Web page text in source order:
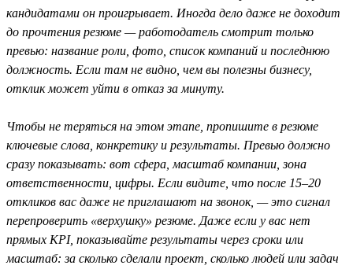
кандидатами он проигрывает. Иногда дело даже не доходит
до прочтения резюме — работодатель смотрит только
превью: название роли, фото, список компаний и последнюю
должность. Если там не видно, чем вы полезны бизнесу,
отклик может уйти в отказ за минуту.
Чтобы не теряться на этом этапе, пропишите в резюме
ключевые слова, конкретику и результаты. Превью должно
сразу показывать: вот сфера, масштаб компании, зона
ответственности, цифры. Если видите, что после 15–20
откликов вас даже не приглашают на звонок, — это сигнал
перепроверить «верхушку» резюме. Даже если у вас нет
прямых KPI, показывайте результаты через сроки или
масштаб: за сколько сделали проект, сколько людей или задач